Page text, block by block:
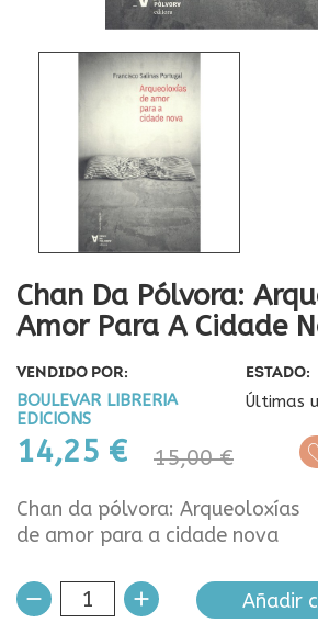
Chan Da Pólvora:
Amor Para A Cidade
VENDIDO POR:
BOULEVAR LIBRERIA
EDICIONS
ESTADO:
Últimas
14,25 € 15,00 €
Chan da pólvora: Arqueoloxías
de amor para a cidade nova
Añadir